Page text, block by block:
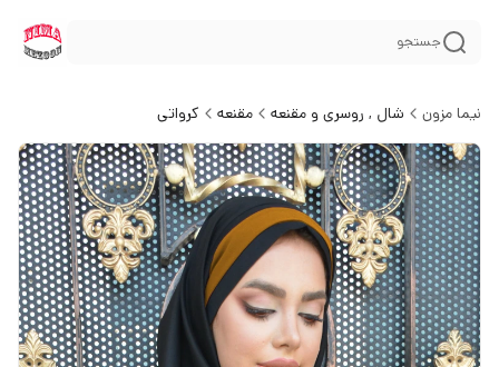
جستجو
نیما مزون شال , روسری و مقنعه مقنعه کرواتی